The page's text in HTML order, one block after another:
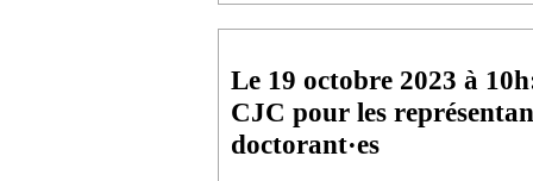
Le 19 octobre 2023 à
CJC pour les
doctorant·es